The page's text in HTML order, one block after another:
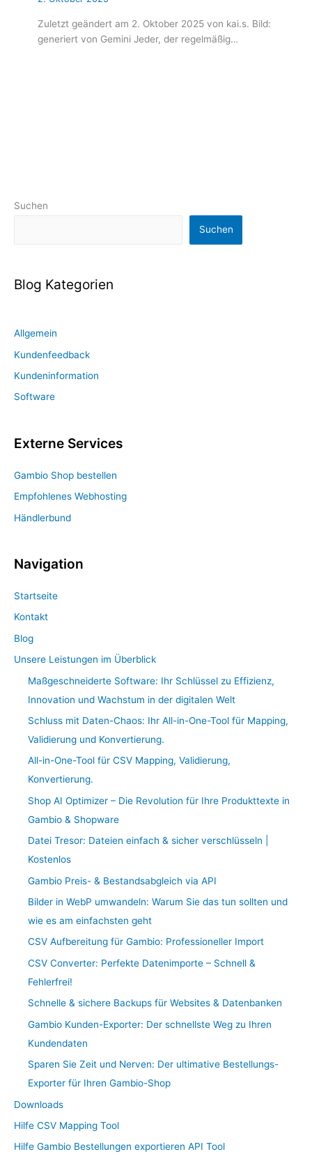
Suchen
Suchen
Blog Kategorien
Allgemein
Kundenfeedback
Kundeninformation
Software
Externe Services
Gambio Shop bestellen
Empfohlenes Webhosting
Händlerbund
Navigation
Startseite
Kontakt
Blog
Unsere Leistungen im Überblick
Maßgeschneiderte Software: Ihr Schlüssel zu Effizienz,
Innovation und Wachstum in der digitalen Welt
Schluss mit Daten-Chaos: Ihr All-in-One-Tool für Mapping,
Validierung und Konvertierung.
All-in-One-Tool für CSV Mapping, Validierung,
Konvertierung.
Shop AI Optimizer – Die Revolution für Ihre Produkttexte in
Gambio & Shopware
Datei Tresor: Dateien einfach & sicher verschlüsseln |
Kostenlos
Gambio Preis- & Bestandsabgleich via API
Bilder in WebP umwandeln: Warum Sie das tun sollten und
wie es am einfachsten geht
CSV Aufbereitung für Gambio: Professioneller Import
CSV Converter: Perfekte Datenimporte – Schnell &
Fehlerfrei!
Schnelle & sichere Backups für Websites & Datenbanken
Gambio Kunden-Exporter: Der schnellste Weg zu Ihren
Kundendaten
Sparen Sie Zeit und Nerven: Der ultimative Bestellungs-
Exporter für Ihren Gambio-Shop
Downloads
Hilfe CSV Mapping Tool
Hilfe Gambio Bestellungen exportieren API Tool
Zuletzt geändert am 2. Oktober 2025 von kai.s. Bild:
generiert von Gemini Jeder, der regelmäßig…